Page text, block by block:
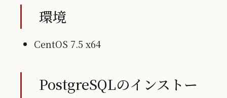
環境
CentOS 7.5 x64
PostgreSQLのインストー